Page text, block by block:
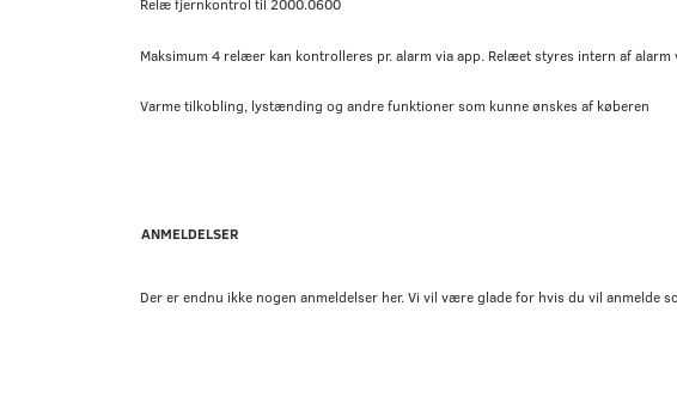
Relæ fjernkontrol til 2000.0600
Maksimum 4 relæer kan kontrolleres pr. alarm via app. Relæet styres intern af
Varme tilkobling, lystænding og andre funktioner som kunne ønskes af køberen
ANMELDELSER
Der er endnu ikke nogen anmeldelser her. Vi vil være glade for hvis du vil anmelde